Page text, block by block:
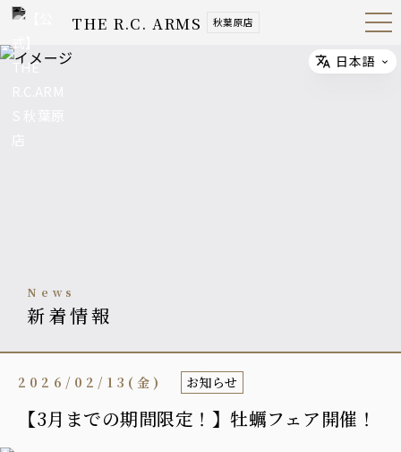
THE R.C. ARMS 秋葉原店 Open
Navig
news
新着情報
【3月までの期間限定！】牡蠣フェア開催！
2026/02/13(金) お知らせ
Select
日本語